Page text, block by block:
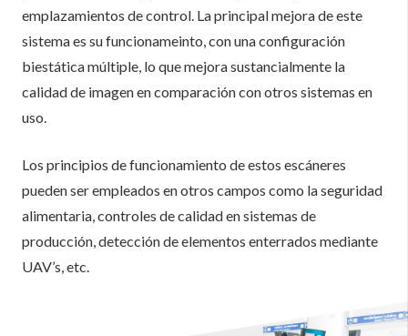
emplazamientos de control. La principal mejora de este
sistema es su funcionameinto, con una configuración
biestática múltiple, lo que mejora sustancialmente la
calidad de imagen en comparación con otros sistemas en
uso.
Los principios de funcionamiento de estos escáneres
pueden ser empleados en otros campos como la seguridad
alimentaria, controles de calidad en sistemas de
producción, detección de elementos enterrados mediante
UAV’s, etc.